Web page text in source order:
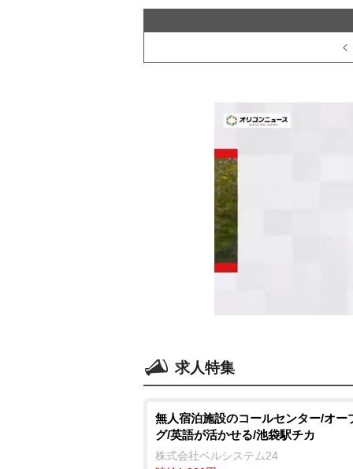
求人特集
無人宿泊施設のコールセンター/オー
グ/英語が活かせる/池袋駅チカ
株式会社ベルシステム24